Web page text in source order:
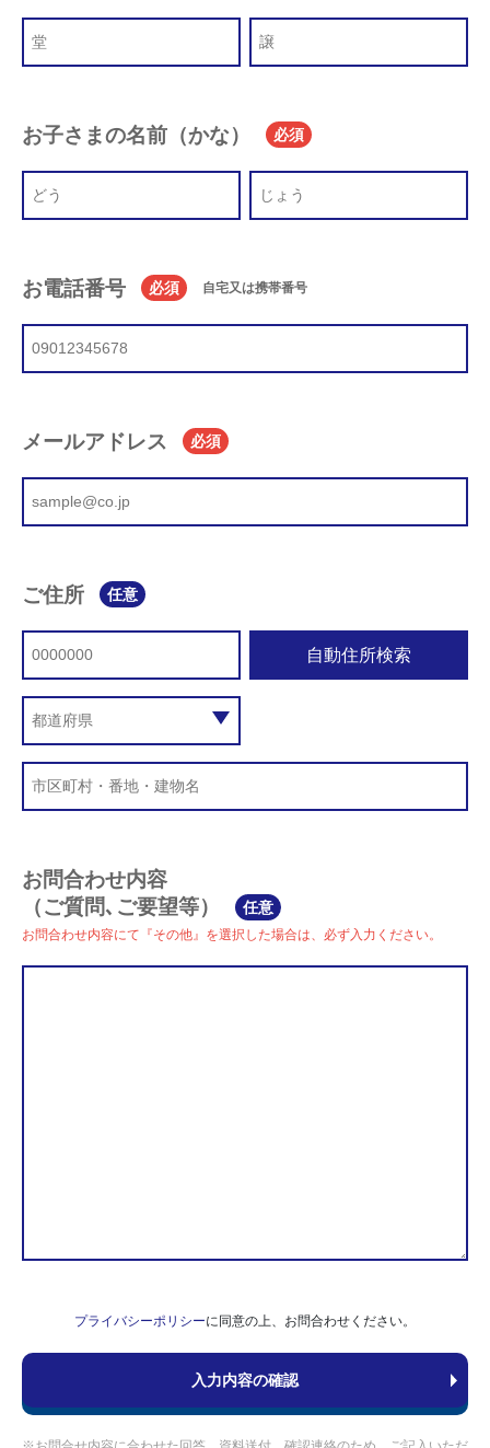
お子さまの名前（かな） 必須
お電話番号 必須 自宅又は携帯番号
メールアドレス 必須
ご住所 任意
自動住所検索
お問合わせ内容
（ご質問､ご要望等）
任意
お問合わせ内容にて『その他』を選択した場合は、必ず入力ください。
プライバシーポリシーに同意の上、お問合わせください。